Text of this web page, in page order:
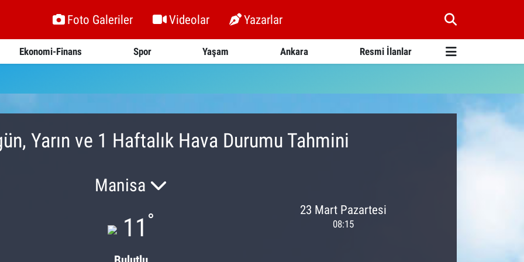
Foto Galeriler Videolar Yazarlar
Ekonomi-Finans Spor Yaşam Ankara Resmi İlanlar
Yarın ve 1 Haftalık Hava Durumu Tahmini
Manisa
11 ° 23 Mart Pazartesi
08:15